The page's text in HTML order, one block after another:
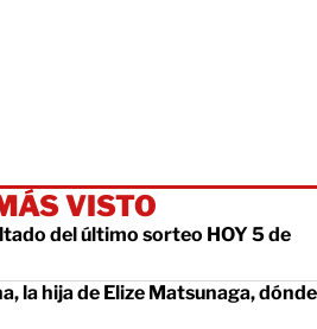
VISTO
del último sorteo HOY 5 de
la hija de Elize Matsunaga, dónde